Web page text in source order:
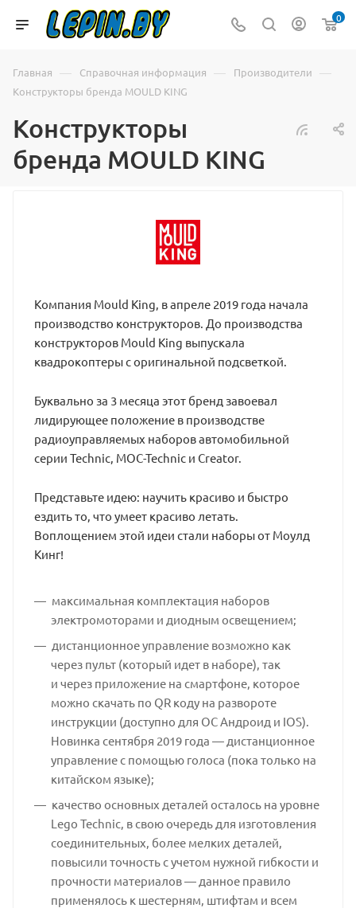
0
Главная — Справочная информация — Производители —
Конструкторы бренда MOULD KING
Конструкторы
бренда MOULD KING
Компания Mould King, в апреле 2019 года начала
производство конструкторов. До производства
конструкторов Mould King выпускала
квадрокоптеры с оригинальной подсветкой.
Буквально за 3 месяца этот бренд завоевал
лидирующее положение в производстве
радиоуправляемых наборов автомобильной
серии Technic, MOC-Technic и Creator.
Представьте идею: научить красиво и быстро
ездить то, что умеет красиво летать.
Воплощением этой идеи стали наборы от Моулд
Кинг!
максимальная комплектация наборов
электромоторами и диодным освещением;
дистанционное управление возможно как
через пульт (который идет в наборе), так
и через приложение на смартфоне, которое
можно скачать по QR коду на развороте
инструкции (доступно для ОС Андроид и IOS).
Новинка сентября 2019 года — дистанционное
управление с помощью голоса (пока только на
китайском языке);
качество основных деталей осталось на уровне
Lego Technic, в свою очередь для изготовления
соединительных, более мелких деталей,
повысили точность с учетом нужной гибкости и
прочности материалов — данное правило
применялось к шестерням, штифтам и всем